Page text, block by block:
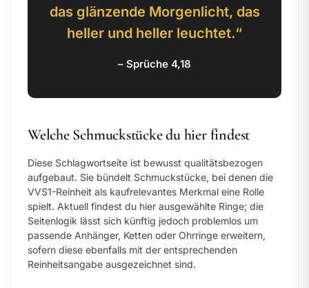
das glänzende Morgenlicht, das
heller und heller leuchtet.“
– Sprüche 4,18
Welche Schmuckstücke du hier findest
Diese Schlagwortseite ist bewusst qualitätsbezogen
aufgebaut. Sie bündelt Schmuckstücke, bei denen die
VVS1-Reinheit als kaufrelevantes Merkmal eine Rolle
spielt. Aktuell findest du hier ausgewählte Ringe; die
Seitenlogik lässt sich künftig jedoch problemlos um
passende Anhänger, Ketten oder Ohrringe erweitern,
sofern diese ebenfalls mit der entsprechenden
Reinheitsangabe ausgezeichnet sind.